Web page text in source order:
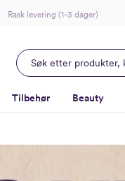
Rask levering (1-3 dager)
Tilbehør Beauty